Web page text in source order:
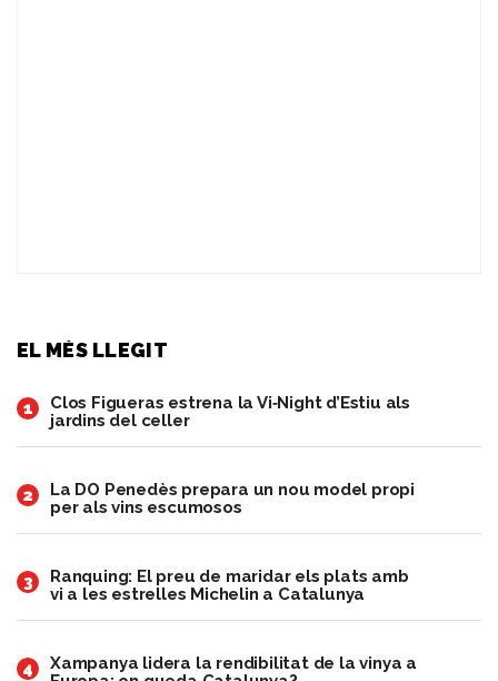
EL MÉS LLEGIT
1
Clos Figueras estrena la Vi‑Night d’Estiu als
jardins del celler
2
​La DO Penedès prepara un nou model propi
per als vins escumosos
3
Ranquing: El preu de maridar els plats amb
vi a les estrelles Michelin a Catalunya
4
Xampanya lidera la rendibilitat de la vinya a